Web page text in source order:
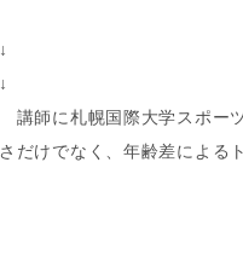
↓
↓
講師に札幌国際大学スポー
さだけでなく、年齢差による